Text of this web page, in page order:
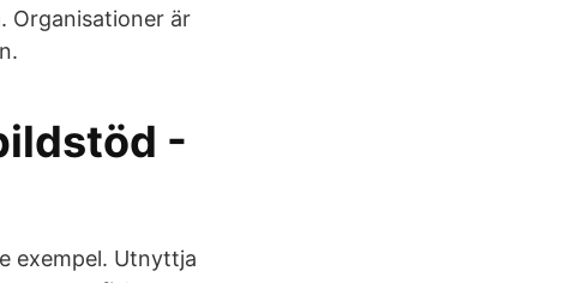
Organisationer är
-
exempel. Utnyttja